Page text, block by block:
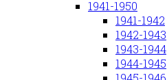
1941-1950
1941-1942
1942-1943
1943-1944
1944-1945